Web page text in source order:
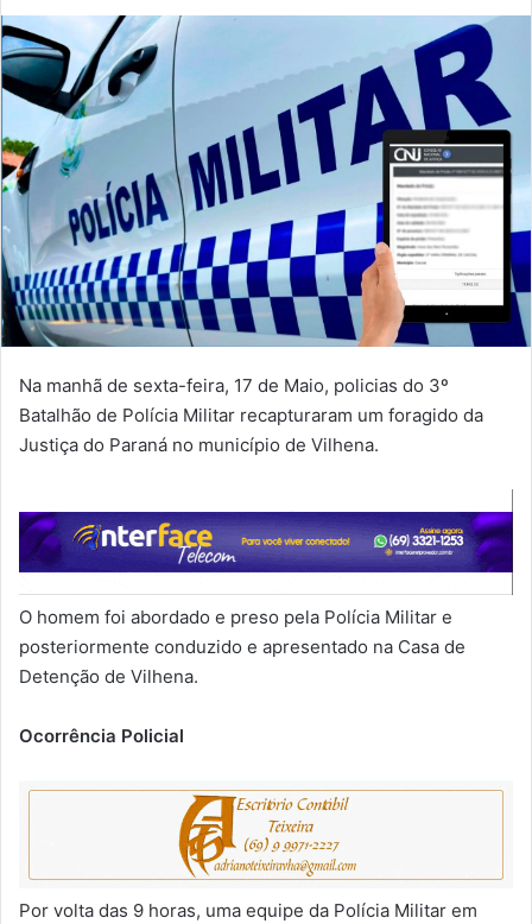
Na manhã de sexta-feira, 17 de Maio, policias do 3º
Batalhão de Polícia Militar recapturaram um foragido da
Justiça do Paraná no município de Vilhena.
O homem foi abordado e preso pela Polícia Militar e
posteriormente conduzido e apresentado na Casa de
Detenção de Vilhena.
Ocorrência Policial
Por volta das 9 horas, uma equipe da Polícia Militar em